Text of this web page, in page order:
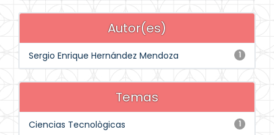
Autor(es)
1
Sergio Enrique Hernández Mendoza
Temas
1
Ciencias Tecnològicas